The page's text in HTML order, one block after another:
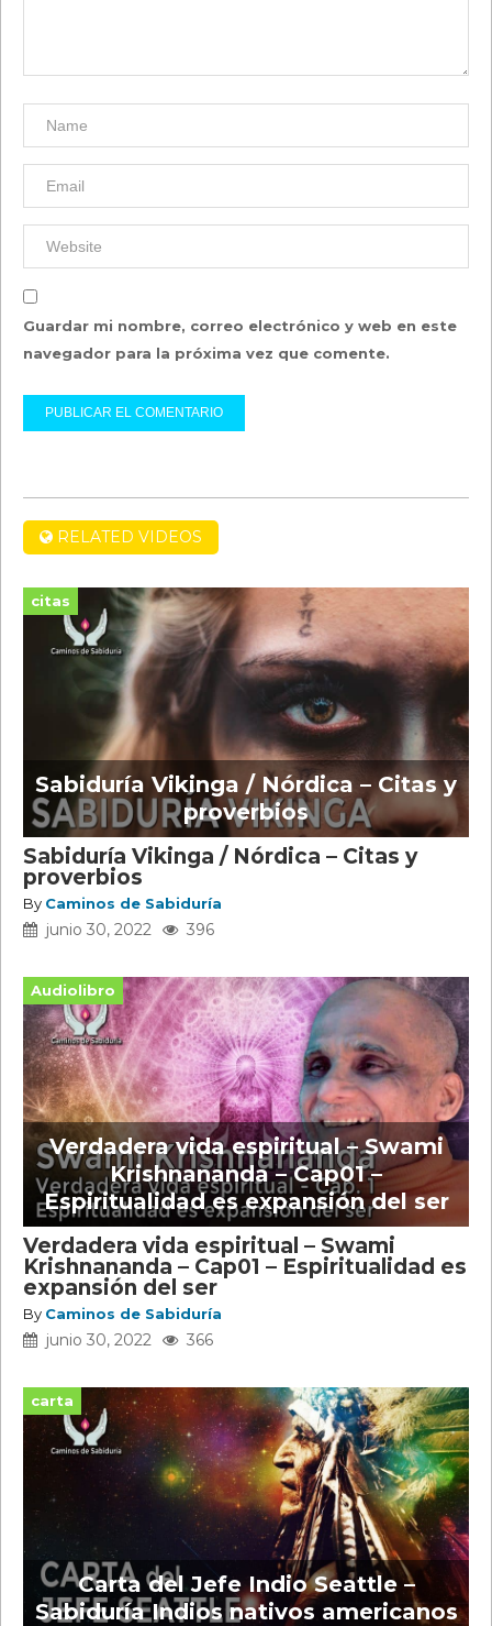
Guardar mi nombre, correo electrónico y web en este
navegador para la próxima vez que comente.
RELATED VIDEOS
citas
Sabiduría Vikinga / Nórdica – Citas y
proverbios
Sabiduría Vikinga / Nórdica – Citas y
proverbios
By Caminos de Sabiduría
junio 30, 2022 396
Audiolibro
Verdadera vida espiritual – Swami
Krishnananda – Cap01 –
Espiritualidad es expansión del ser
Verdadera vida espiritual – Swami
Krishnananda – Cap01 – Espiritualidad es
expansión del ser
By Caminos de Sabiduría
junio 30, 2022 366
carta
Carta del Jefe Indio Seattle –
Sabiduría Indios nativos americanos